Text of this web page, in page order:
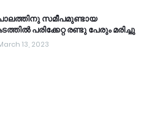
പാലത്തിനു സമീപമുണ്ടായ
പരിക്കേറ്റ രണ്ടു പേരും മരിച്ചു
13, 2023